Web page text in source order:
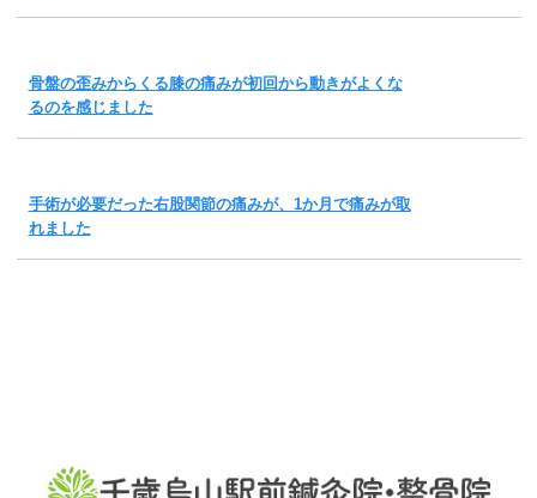
骨盤の歪みからくる膝の痛みが初回から動きがよくな
るのを感じました
手術が必要だった右股関節の痛みが、1か月で痛みが取
れました